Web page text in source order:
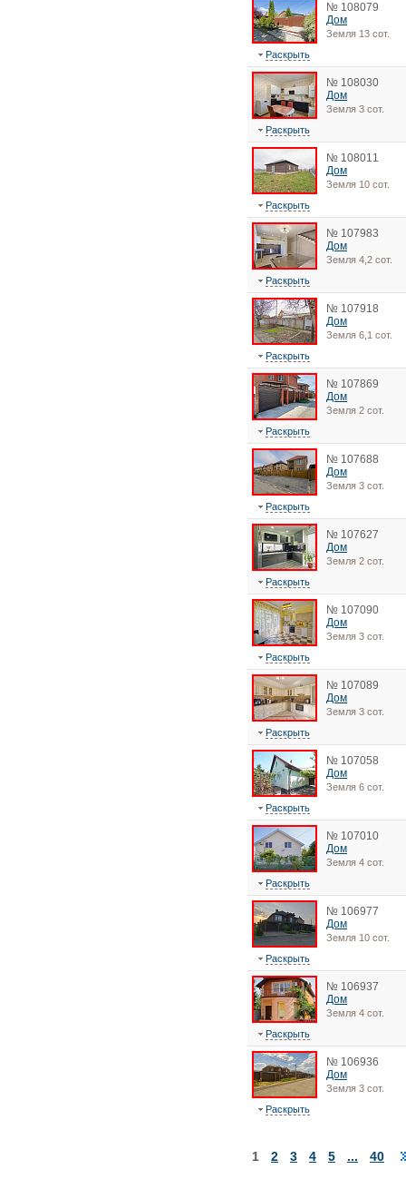
№ 108079
Дом
Земля 13 сот.
Раскрыть
№ 108030
Дом
Земля 3 сот.
Раскрыть
№ 108011
Дом
Земля 10 сот.
Раскрыть
№ 107983
Дом
Земля 4,2 сот.
Раскрыть
№ 107918
Дом
Земля 6,1 сот.
Раскрыть
№ 107869
Дом
Земля 2 сот.
Раскрыть
№ 107688
Дом
Земля 3 сот.
Раскрыть
№ 107627
Дом
Земля 2 сот.
Раскрыть
№ 107090
Дом
Земля 3 сот.
Раскрыть
№ 107089
Дом
Земля 3 сот.
Раскрыть
№ 107058
Дом
Земля 6 сот.
Раскрыть
№ 107010
Дом
Земля 4 сот.
Раскрыть
№ 106977
Дом
Земля 10 сот.
Раскрыть
№ 106937
Дом
Земля 4 сот.
Раскрыть
№ 106936
Дом
Земля 3 сот.
Раскрыть
1 2 3 4 5 ... 40